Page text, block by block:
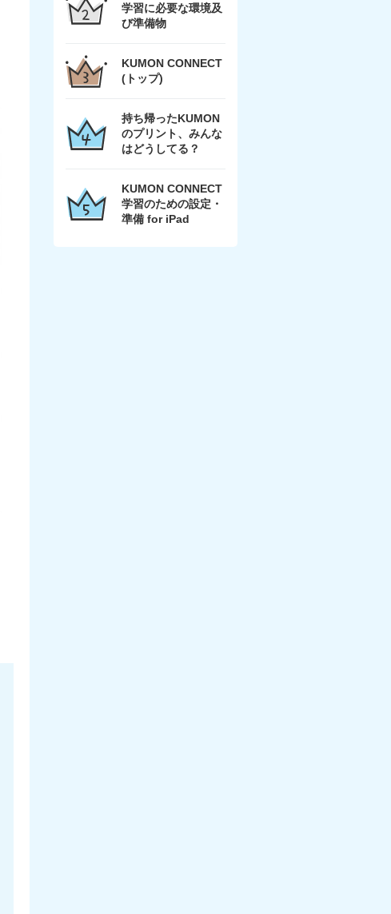
学習に必要な環境及
び準備物
KUMON CONNECT
(トップ)
持ち帰ったKUMON
のプリント、みんな
はどうしてる？
KUMON CONNECT
学習のための設定・
準備 for iPad